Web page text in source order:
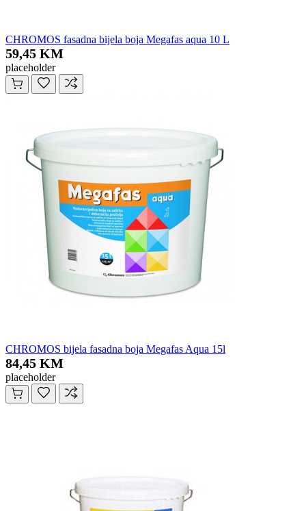
CHROMOS fasadna bijela boja Megafas aqua 10 L
59,45 KM
placeholder
CHROMOS bijela fasadna boja Megafas Aqua 15l
84,45 KM
placeholder